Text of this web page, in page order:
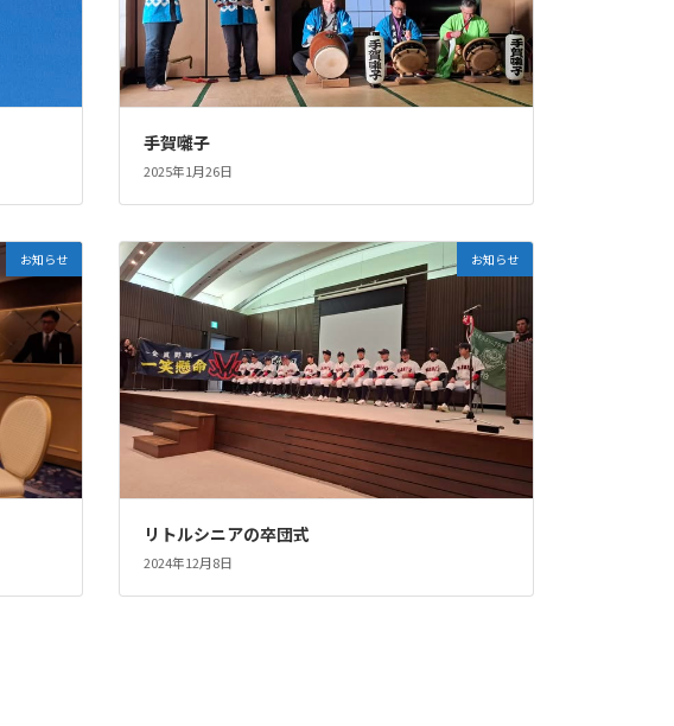
手賀囃子
2025年1月26日
お知らせ お知らせ
リトルシニアの卒団式
2024年12月8日